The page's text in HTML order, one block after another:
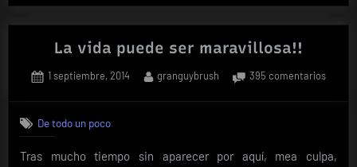
Larry
Laffer»
La vida puede ser maravillosa!!
Posted
1 septiembre, 2014 By
granguybrush 395 comentariosen
De todo un poco
Tras mucho tiempo sin aparecer por aquí, mea culpa,